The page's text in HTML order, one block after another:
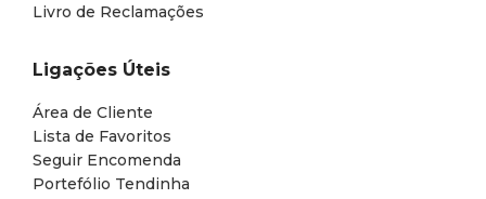
Livro de Reclamações
Ligações Úteis
Área de Cliente
Lista de Favoritos
Seguir Encomenda
Portefólio Tendinha